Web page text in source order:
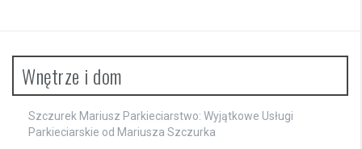
Wnętrze i dom
Szczurek Mariusz Parkieciarstwo: Wyjątkowe Usługi
Parkieciarskie od Mariusza Szczurka